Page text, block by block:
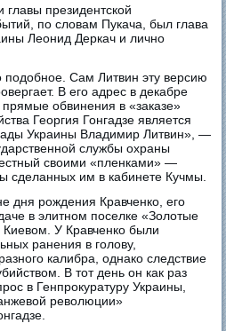
президентской
по словам Пукача, был глава
Леонид Деркач и лично
подобное. Сам Литвин эту версию
В его адрес в декабре
обвинения в «заказе»
Георгия Гонгадзе является
Украины Владимир Литвин», —
службы охраны
своими «пленками» —
сделанных им в кабинете Кучмы.
дня рождения Кравченко, его
в элитном поселке «Золотые
У Кравченко были
ранения в голову,
калибра, однако следствие
В тот день он как раз
в Генпрокуратуру Украины,
революции»